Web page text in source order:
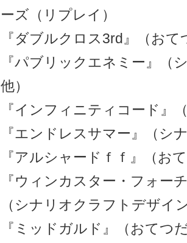
ーズ（リプレイ）
『ダブルクロス3rd』（おて
『パブリックエネミー』（
他）
『インフィニティコード』
『エンドレスサマー』（シ
『アルシャードｆｆ』（お
『ウィンカスター・フォー
（シナリオクラフトデザイ
『ミッドガルド』（おてつ